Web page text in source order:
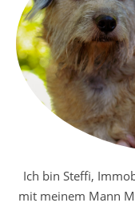
Ich bin Steffi,
mit meinem Mann